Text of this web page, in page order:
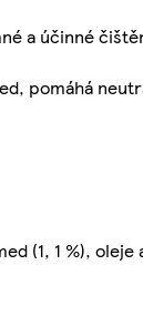
a účinné
pomáhá
1 %), oleje